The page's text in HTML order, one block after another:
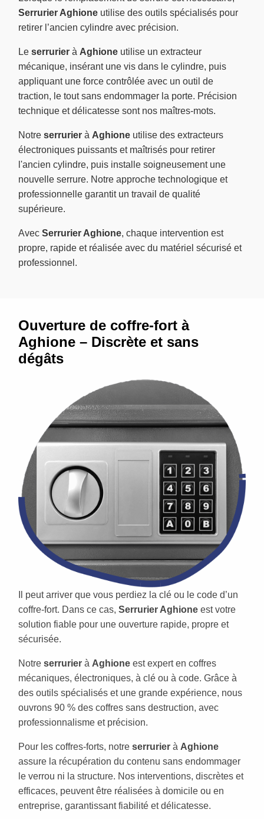
Serrurier Aghione utilise des outils spécialisés pour
retirer l’ancien cylindre avec précision.
Le serrurier à Aghione utilise un extracteur
mécanique, insérant une vis dans le cylindre, puis
appliquant une force contrôlée avec un outil de
traction, le tout sans endommager la porte. Précision
technique et délicatesse sont nos maîtres-mots.
Notre serrurier à Aghione utilise des extracteurs
électroniques puissants et maîtrisés pour retirer
l'ancien cylindre, puis installe soigneusement une
nouvelle serrure. Notre approche technologique et
professionnelle garantit un travail de qualité
supérieure.
Avec Serrurier Aghione, chaque intervention est
propre, rapide et réalisée avec du matériel sécurisé et
professionnel.
Ouverture de coffre-fort à
Aghione – Discrète et sans
dégâts
Il peut arriver que vous perdiez la clé ou le code d’un
coffre-fort. Dans ce cas, Serrurier Aghione est votre
solution fiable pour une ouverture rapide, propre et
sécurisée.
Notre serrurier à Aghione est expert en coffres
mécaniques, électroniques, à clé ou à code. Grâce à
des outils spécialisés et une grande expérience, nous
ouvrons 90 % des coffres sans destruction, avec
professionnalisme et précision.
Pour les coffres-forts, notre serrurier à Aghione
assure la récupération du contenu sans endommager
le verrou ni la structure. Nos interventions, discrètes et
efficaces, peuvent être réalisées à domicile ou en
entreprise, garantissant fiabilité et délicatesse.